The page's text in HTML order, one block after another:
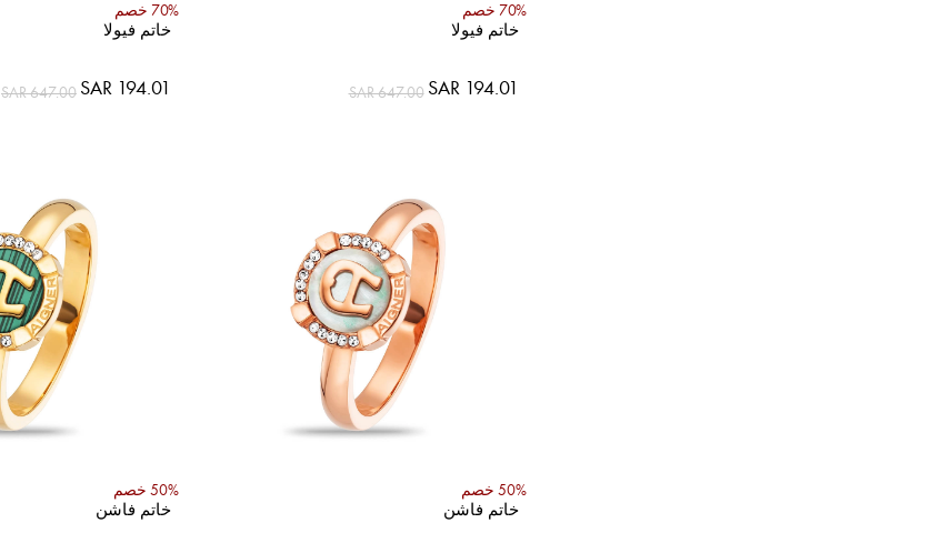
70% خصم
خاتم فيولا
SAR 194.01
SAR 647.00
70% خصم
خاتم فيولا
SAR 194.01
SAR 647.00
50% خصم
خاتم فاشن
50% خصم
خاتم فاشن